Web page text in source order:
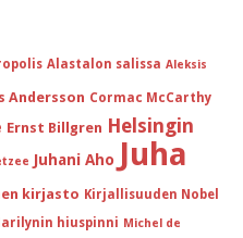
Alastalon salissa Aleksis
Andersson Cormac McCarthy
Ernst Billgren Helsingin
Juhani Aho Juha
kirjasto Kirjallisuuden Nobel
hiuspinni Michel de